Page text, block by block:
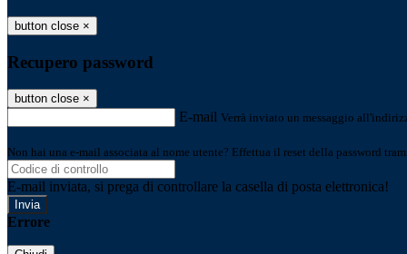
button close ×
Recupero password
button close ×
E-mail Verrà inviato un messaggio
Non hai una e-mail associata al nome utente? Effettua il reset della password
E-mail inviata, si prega di controllare la casella di posta elettronica!
Errore